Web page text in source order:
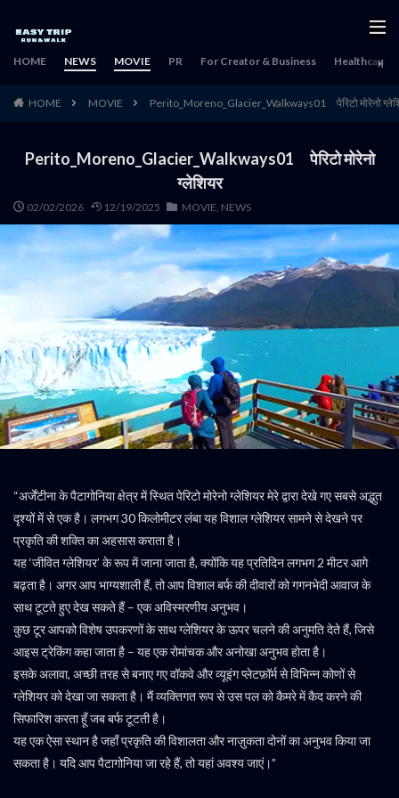
HOME NEWS MOVIE PR For Creator & Business Healthcare
HOME MOVIE Perito_Moreno_Glacier_Walkways01 पेरिटो मोरेनो
Perito_Moreno_Glacier_Walkways01 पेरिटो मोरेनो
ग्लेशियर
02/02/2026 12/19/2025 MOVIE, NEWS
“अर्जेंटीना के पैटागोनिया क्षेत्र में स्थित पेरिटो मोरेनो ग्लेशियर मेरे द्वारा देखे गए सबसे अद्भुत
दृश्यों में से एक है। लगभग 30 किलोमीटर लंबा यह विशाल ग्लेशियर सामने से देखने पर
प्रकृति की शक्ति का अहसास कराता है।
यह ‘जीवित ग्लेशियर’ के रूप में जाना जाता है, क्योंकि यह प्रतिदिन लगभग 2 मीटर आगे
बढ़ता है। अगर आप भाग्यशाली हैं, तो आप विशाल बर्फ की दीवारों को गगनभेदी आवाज के
साथ टूटते हुए देख सकते हैं – एक अविस्मरणीय अनुभव।
कुछ टूर आपको विशेष उपकरणों के साथ ग्लेशियर के ऊपर चलने की अनुमति देते हैं, जिसे
आइस ट्रेकिंग कहा जाता है – यह एक रोमांचक और अनोखा अनुभव होता है।
इसके अलावा, अच्छी तरह से बनाए गए वॉकवे और व्यूइंग प्लेटफ़ॉर्म से विभिन्न कोणों से
ग्लेशियर को देखा जा सकता है। मैं व्यक्तिगत रूप से उस पल को कैमरे में कैद करने की
सिफारिश करता हूँ जब बर्फ टूटती है।
यह एक ऐसा स्थान है जहाँ प्रकृति की विशालता और नाज़ुकता दोनों का अनुभव किया जा
सकता है। यदि आप पैटागोनिया जा रहे हैं, तो यहां अवश्य जाएं।”